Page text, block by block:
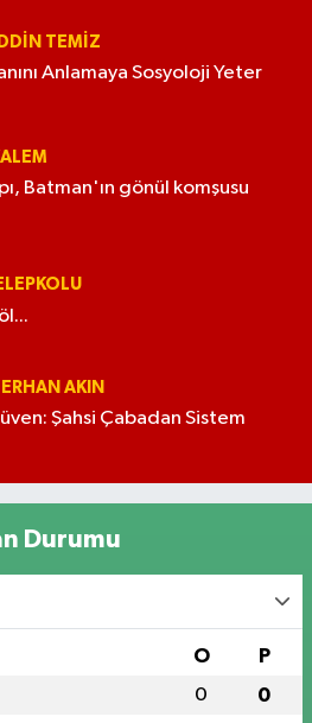
TEMIZ
Anlamaya Sosyoloji Yeter
Batman'ın gönül komşusu
AKIN
Şahsi Çabadan Sistem
Durumu
O P
0 0